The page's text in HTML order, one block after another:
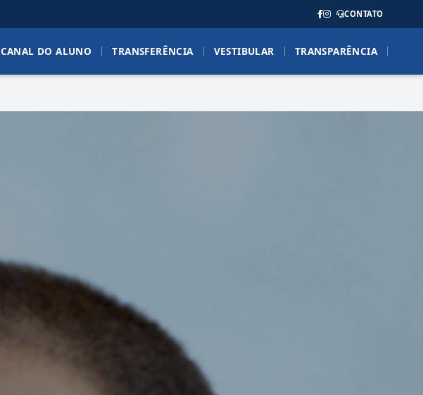
CONTATO
CANAL DO ALUNO TRANSFERÊNCIA VESTIBULAR TRANSPARÊNCIA